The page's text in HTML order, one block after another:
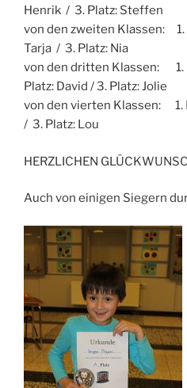
Henrik / 3. Platz: Steffen
von den zweiten Klassen: 1.
Tarja / 3. Platz: Nia
von den dritten Klassen: 1.
Platz: David / 3. Platz: Jolie
von den vierten Klassen: 1.
/ 3. Platz: Lou
HERZLICHEN
Auch von einigen Siegern